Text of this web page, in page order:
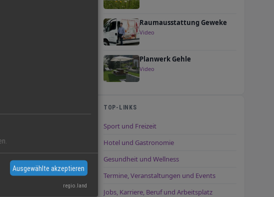
Bewerbung. Bitte
und Lesbarkeit.
Raumausstattung Geweke
Video
Planwerk Gehle
Video
TOP-LINKS
Sport und Freizeit
Hotel und Gastronomie
Gesundheit und Wellness
Termine, Veranstaltungen und Events
Jobs, Karriere, Beruf und Arbeitsplatz
Ausgewählte akzeptieren
regio.land